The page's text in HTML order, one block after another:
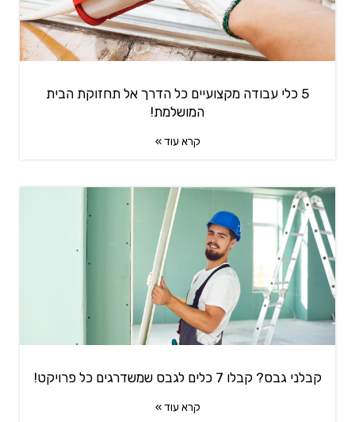
5 כלי עבודה מקצועיים כל הדרך אל תחזוקת הבית
המושלמת!
קרא עוד »
קבלני גבס? קבלו 7 כלים לגבס שמשדרגים כל פרויקט!
קרא עוד »